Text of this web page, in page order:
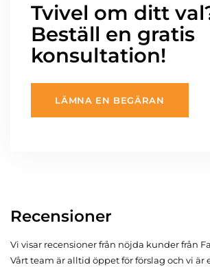
Tvivel om ditt
Beställ en gratis
konsultation!
LÄMNA EN BEGÄRAN
Recensioner
Vi visar recensioner från nöjda kunder från
Vårt team är alltid öppet för förslag och vi är